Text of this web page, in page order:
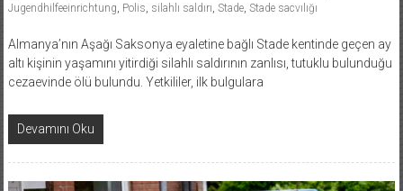
Jugendhilfeeinrichtung Polis silahlı saldırı Stade, Stade sacvılığı
Almanya’nın Aşağı Saksonya eyaletine bağlı Stade kentinde geçen ay
altı kişinin yaşamını yitirdiği silahlı saldırının zanlısı, tutuklu bulunduğu
cezaevinde ölü bulundu. Yetkililer, ilk bulgulara
Devamını Oku